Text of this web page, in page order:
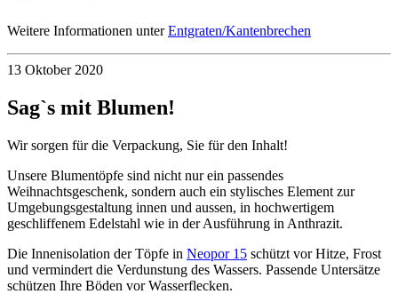
Weitere Informationen unterEntgraten/Kantenbrechen
13 Oktober 2020
Sag`s mit Blumen!
Wir sorgen für die Verpackung, Sie für den Inhalt!
Unsere Blumentöpfe sind nicht nur ein passendes
Weihnachtsgeschenk, sondern auch ein stylisches Element zur
Umgebungsgestaltung innen und aussen, in hochwertigem
geschliffenem Edelstahl wie in der Ausführung in Anthrazit.
Die Innenisolation der Töpfe in Neopor 15 schützt vor Hitze, Frost
und vermindert die Verdunstung des Wassers. Passende Untersätze
schützen Ihre Böden vor Wasserflecken.